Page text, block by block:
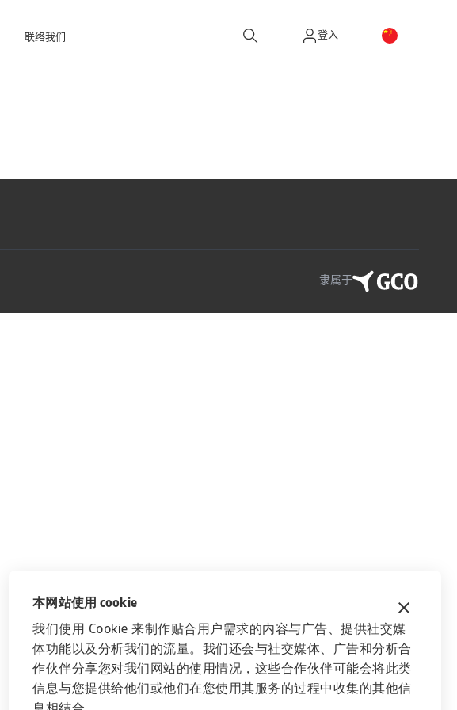
本网站使用 cookie
我们使用 Cookie 来制作贴合用户需求的内容与广告、提供社交媒
体功能以及分析我们的流量。我们还会与社交媒体、广告和分析合
作伙伴分享您对我们网站的使用情况，这些合作伙伴可能会将此类
信息与您提供给他们或他们在您使用其服务的过程中收集的其他信
联络我们 登入
隶属于